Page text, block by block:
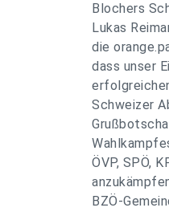
Blochers
Lukas
die
dass unser
Schweizer
ÖVP, SPÖ,
BZÖ-